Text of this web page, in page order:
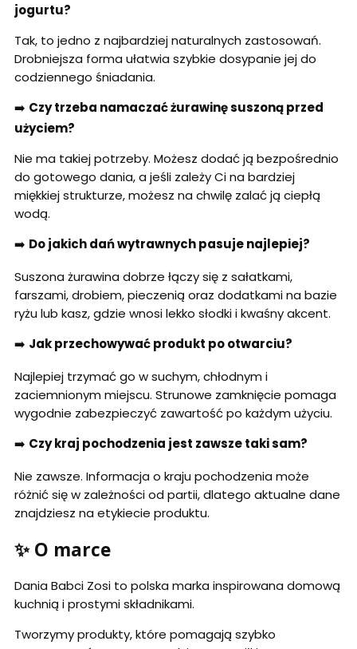
jogurtu?
Tak, to jedno z najbardziej naturalnych zastosowań.
Drobniejsza forma ułatwia szybkie dosypanie jej do
codziennego śniadania.
➡️ Czy trzeba namaczać żurawinę suszoną przed
użyciem?
Nie ma takiej potrzeby. Możesz dodać ją bezpośrednio
do gotowego dania, a jeśli zależy Ci na bardziej
miękkiej strukturze, możesz na chwilę zalać ją ciepłą
wodą.
➡️ Do jakich dań wytrawnych pasuje najlepiej?
Suszona żurawina dobrze łączy się z sałatkami,
farszami, drobiem, pieczenią oraz dodatkami na bazie
ryżu lub kasz, gdzie wnosi lekko słodki i kwaśny akcent.
➡️ Jak przechowywać produkt po otwarciu?
Najlepiej trzymać go w suchym, chłodnym i
zaciemnionym miejscu. Strunowe zamknięcie pomaga
wygodnie zabezpieczyć zawartość po każdym użyciu.
➡️ Czy kraj pochodzenia jest zawsze taki sam?
Nie zawsze. Informacja o kraju pochodzenia może
różnić się w zależności od partii, dlatego aktualne dane
znajdziesz na etykiecie produktu.
✨ O marce
Dania Babci Zosi to polska marka inspirowana domową
kuchnią i prostymi składnikami.
Tworzymy produkty, które pomagają szybko